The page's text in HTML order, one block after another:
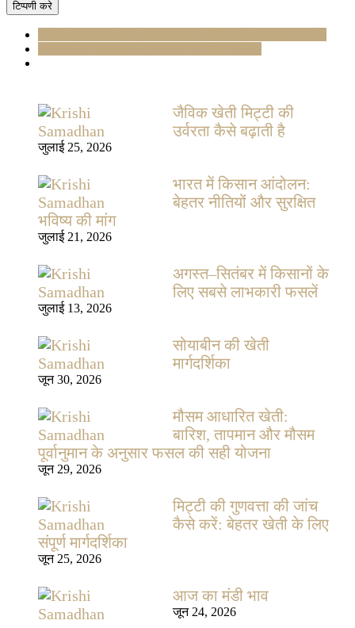
जैविक खेती मिट्टी की
उर्वरता कैसे बढ़ाती है
जुलाई 25, 2026
भारत में किसान आंदोलन:
बेहतर नीतियों और सुरक्षित
भविष्य की मांग
जुलाई 21, 2026
अगस्त–सितंबर में किसानों के
लिए सबसे लाभकारी फसलें
जुलाई 13, 2026
सोयाबीन की खेती
मार्गदर्शिका
जून 30, 2026
मौसम आधारित खेती:
बारिश, तापमान और मौसम
पूर्वानुमान के अनुसार फसल की सही योजना
जून 29, 2026
मिट्टी की गुणवत्ता की जांच
कैसे करें: बेहतर खेती के लिए
संपूर्ण मार्गदर्शिका
जून 25, 2026
आज का मंडी भाव
जून 24, 2026